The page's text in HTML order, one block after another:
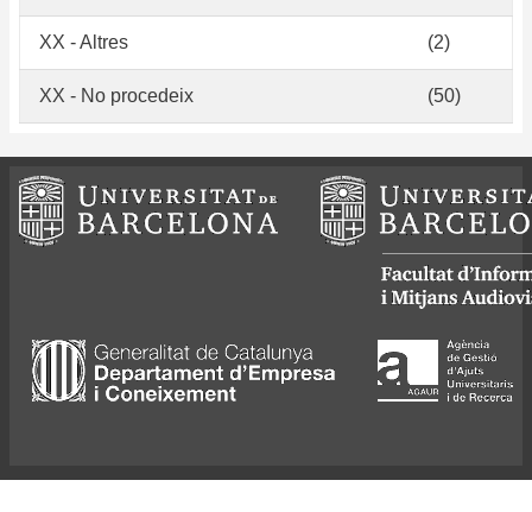
XX - Altres (2)
XX - No procedeix (50)